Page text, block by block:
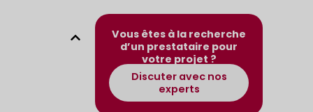
Vous êtes à la recherche
d’un prestataire pour
votre projet ?
Discuter avec nos
experts